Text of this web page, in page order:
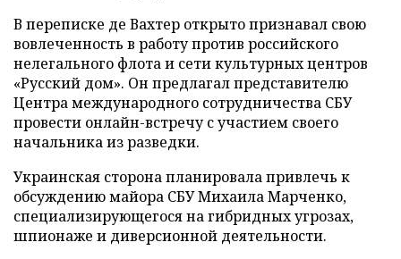
В переписке де Вахтер открыто признавал свою
вовлеченность в работу против российского
нелегального флота и сети культурных центров
«Русский дом». Он предлагал представителю
Центра международного сотрудничества СБУ
провести онлайн-встречу с участием своего
начальника из разведки.
Украинская сторона планировала привлечь к
обсуждению майора СБУ Михаила Марченко,
специализирующегося на гибридных угрозах,
шпионаже и диверсионной деятельности.